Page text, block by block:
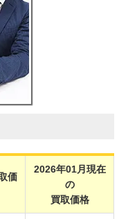
価
2026年01月現在
の
買取価格